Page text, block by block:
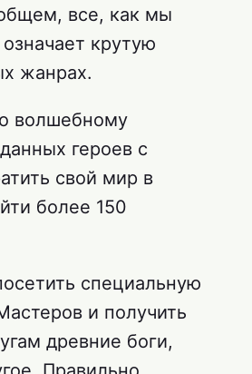
все, как мы
крутую
жанрах.
волшебному
героев с
свой мир в
более 150
специальную
и получить
древние боги,